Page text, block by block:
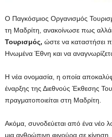
Ο Παγκόσμιος Οργανισμός
τη Μαδρίτη, ανακοίνωσε πως
Τουρισμός, ώστε να καταστήσει
Ηνωμένα Έθνη και να
Η νέα ονομασία, η οποία
έναρξης της Διεθνούς Έκθεσης
πραγματοποιείται στη Μαδρίτη.
Ακόμα, συνοδεύεται από ένα νέο
μια ανθρώπινη φιγούρα σε